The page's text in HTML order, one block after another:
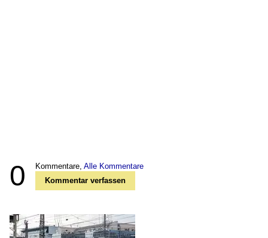
0 Kommentare, Alle Kommentare
Kommentar verfassen